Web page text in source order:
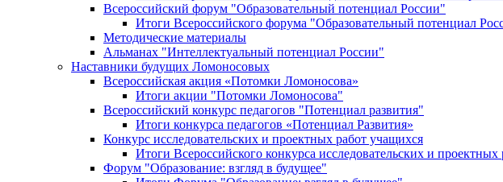
Всероссийский форум "Образовательный потенциал России"
Итоги Всероссийского форума "Образовательный потенциал
Методические материалы
Альманах "Интеллектуальный потенциал России"
Наставники будущих Ломоносовых
Всероссийская акция «Потомки Ломоносова»
Итоги акции "Потомки Ломоносова"
Всероссийский конкурс педагогов "Потенциал развития"
Итоги конкурса педагогов «Потенциал Развития»
Конкурс исследовательских и проектных работ учащихся
Итоги Всероссийского конкурса исследовательских и
Форум "Образование: взгляд в будущее"